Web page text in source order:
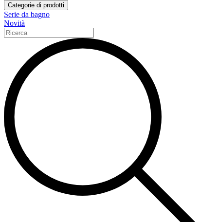
Categorie di prodotti
Serie da bagno
Novità